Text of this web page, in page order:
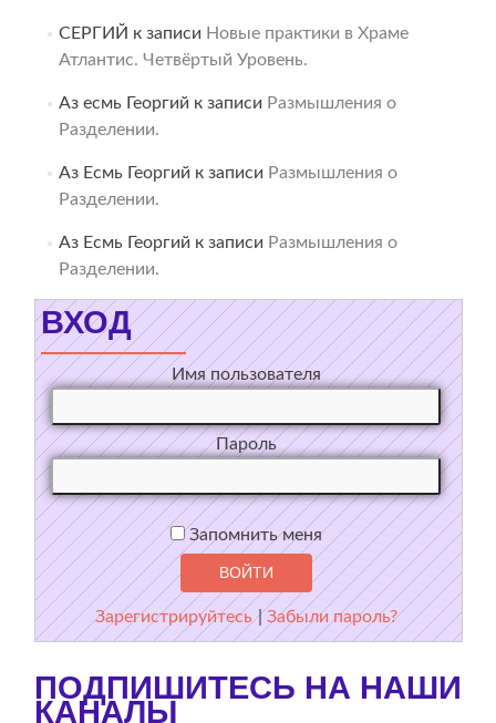
СЕРГИЙ к записи Новые практики в Храме
Атлантис. Четвёртый Уровень.
Аз есмь Георгий к записи Размышления о
Разделении.
Аз Есмь Георгий к записи Размышления о
Разделении.
Аз Есмь Георгий к записи Размышления о
Разделении.
ВХОД
Имя пользователя
Пароль
Запомнить меня
Зарегистрируйтесь |Забыли пароль?
ПОДПИШИТЕСЬ НА НАШИ
КАНАЛЫ